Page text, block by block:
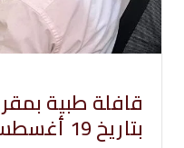
قافلة طبية
بتاريخ 19 أغسطس 2025